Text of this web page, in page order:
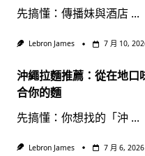
先搞懂：傳播妹與酒店 ...
Lebron James 7 月 10,
沖繩拉麵推薦：從在地口
合你的麵
先搞懂：你想找的「沖 ...
Lebron James 7 月 6, 2026